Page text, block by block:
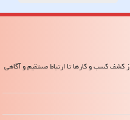
کسب و کارها تا ارتباط مستقیم و آگاهی